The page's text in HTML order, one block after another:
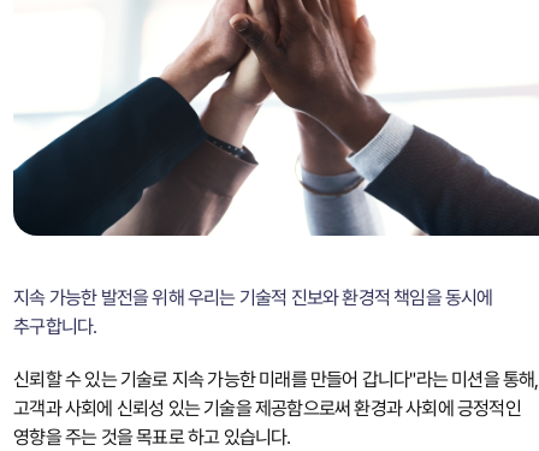
지속 가능한 발전을 위해 우리는 기술적 진보와 환경적 책임을 동시에
추구합니다.
신뢰할 수 있는 기술로 지속 가능한 미래를 만들어 갑니다"라는 미션을 통해,
고객과 사회에 신뢰성 있는 기술을 제공함으로써 환경과 사회에 긍정적인
영향을 주는 것을 목표로 하고 있습니다.